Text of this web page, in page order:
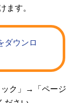
ます。
ダウンロ
ック」→「ページ